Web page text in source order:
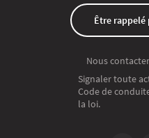
Être
Nous contacter
Signaler toute
Code de
la loi.